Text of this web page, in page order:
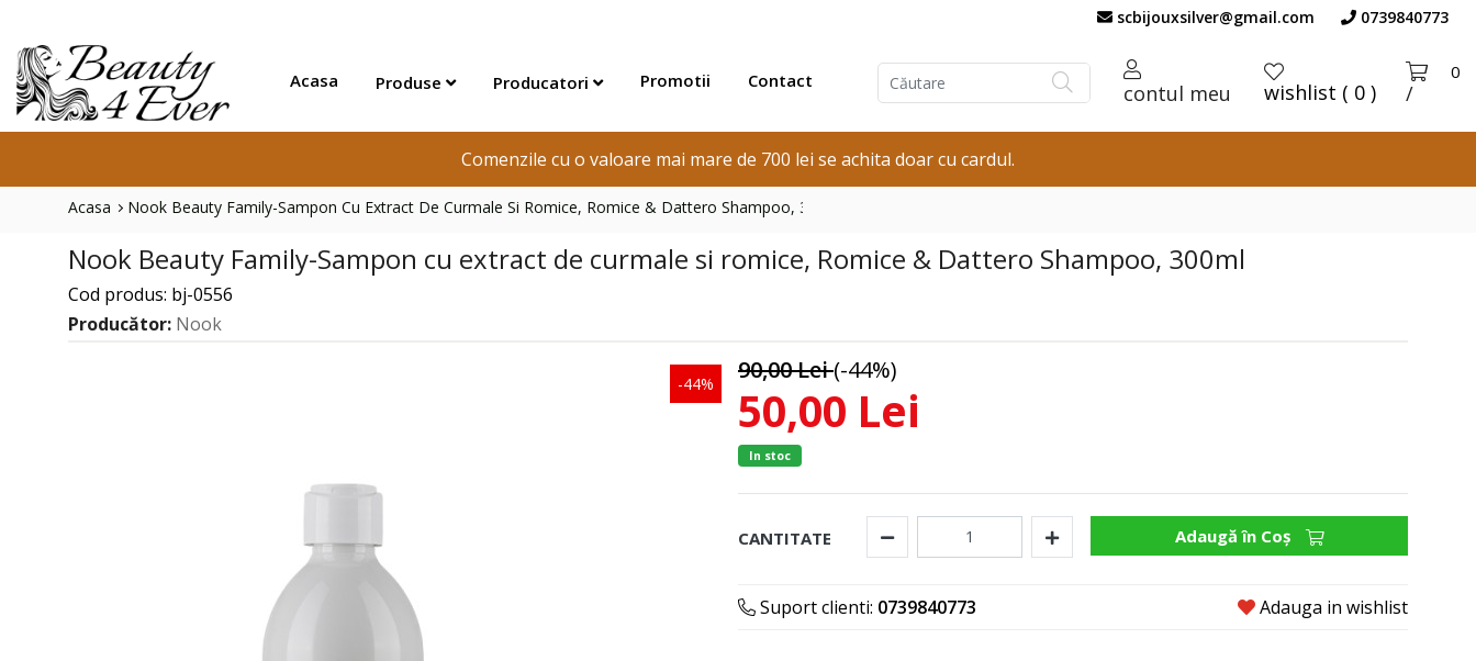
scbijouxsilver@gmail.com 0739840773
Acasa Produse Producatori Promotii Contact
contul meu wishlist ( 0 ) /
0
Comenzile cu o valoare mai mare de 700 lei se achita doar cu cardul.
Acasa Nook Beauty Family-Sampon Cu Extract De Curmale Si Romice, Romice & Dattero Shampoo, 300ml
Nook Beauty Family-Sampon cu extract de curmale si romice, Romice & Dattero Shampoo, 300ml
Cod produs: bj-0556
Producător: Nook
-44% 90,00 Lei (-44%)
50,00 Lei
In stoc
CANTITATE Adaugă în Coş
Suport clienti: 0739840773 Adauga in wishlist